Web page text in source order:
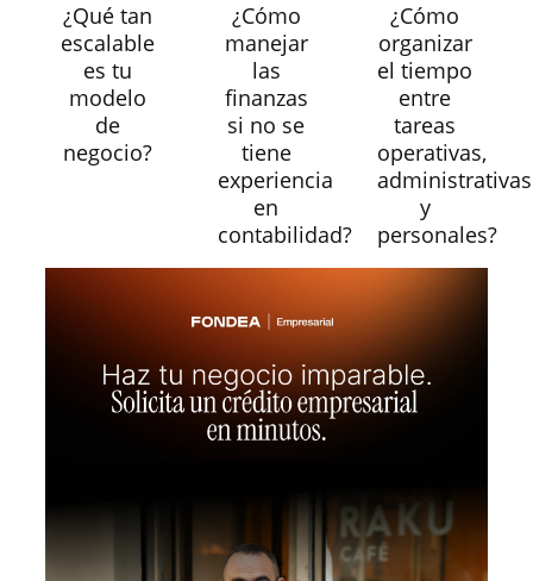
¿Qué tan
escalable
es tu
modelo
de
negocio?
¿Cómo
manejar
las
finanzas
si no se
tiene
experiencia
en
contabilidad?
¿Cómo
organizar
el tiempo
entre
tareas
operativas,
administrativas
y
personales?